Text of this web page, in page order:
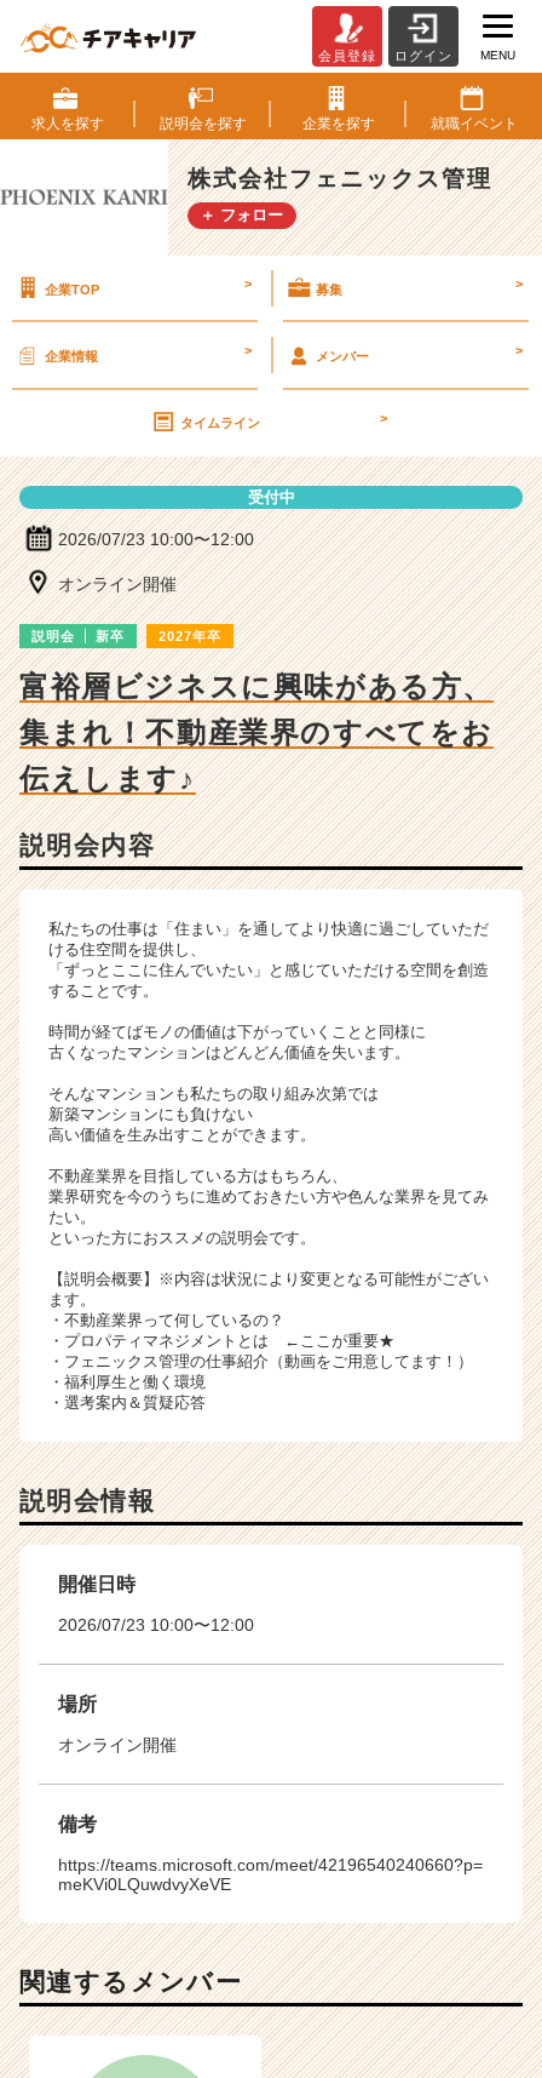
式
会
社
フ
ェ
ニ
管
説
明
ベ
ャ
ー・
成
長
企
業
が
く
活
サ
イ
ト
チ
キ
ャ
リ
（C
h
e
e
r
C
a
r）
会員登録 ログイン MENU
求人を探す 説明会を探す 企業を探す 就職イベント
株式会社フェニックス管理
＋ フォロー
企業TOP > 募集 >
企業情報 > メンバー >
タイムライン >
受付中
2026/07/23 10:00〜12:00
オンライン開催
説明会 新卒 2027年卒
富裕層ビジネスに興味がある方、
集まれ！不動産業界のすべてをお
伝えします♪
説明会内容
私たちの仕事は「住まい」を通してより快適に過ごしていただ
ける住空間を提供し、
「ずっとここに住んでいたい」と感じていただける空間を創造
することです。
時間が経てばモノの価値は下がっていくことと同様に
古くなったマンションはどんどん価値を失います。
そんなマンションも私たちの取り組み次第では
新築マンションにも負けない
高い価値を生み出すことができます。
不動産業界を目指している方はもちろん、
業界研究を今のうちに進めておきたい方や色んな業界を見てみ
たい。
といった方におススメの説明会です。
【説明会概要】※内容は状況により変更となる可能性がござい
ます。
・不動産業界って何しているの？
・プロパティマネジメントとは ←ここが重要★
・フェニックス管理の仕事紹介（動画をご用意してます！）
・福利厚生と働く環境
・選考案内＆質疑応答
説明会情報
開催日時
2026/07/23 10:00〜12:00
場所
オンライン開催
備考
https://teams.microsoft.com/meet/42196540240660?p=
meKVi0LQuwdvyXeVE
関連するメンバー